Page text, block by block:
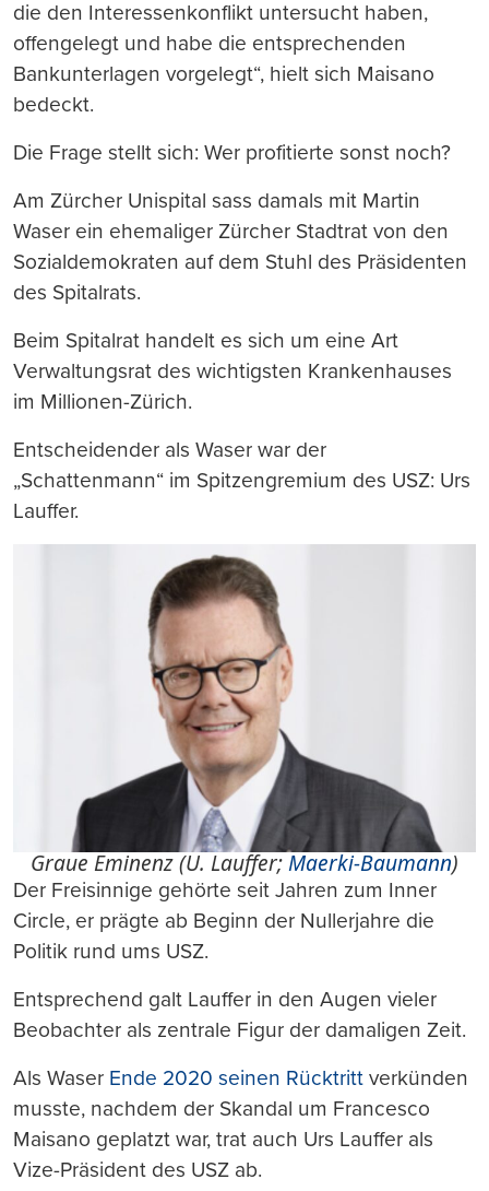
die den Interessenkonflikt untersucht haben,
offengelegt und habe die entsprechenden
Bankunterlagen vorgelegt“, hielt sich Maisano
bedeckt.
Die Frage stellt sich: Wer profitierte sonst noch?
Am Zürcher Unispital sass damals mit Martin
Waser ein ehemaliger Zürcher Stadtrat von den
Sozialdemokraten auf dem Stuhl des Präsidenten
des Spitalrats.
Beim Spitalrat handelt es sich um eine Art
Verwaltungsrat des wichtigsten Krankenhauses
im Millionen-Zürich.
Entscheidender als Waser war der
„Schattenmann“ im Spitzengremium des USZ: Urs
Lauffer.
Graue Eminenz (U. Lauffer;Maerki-Baumann)
Der Freisinnige gehörte seit Jahren zum Inner
Circle, er prägte ab Beginn der Nullerjahre die
Politik rund ums USZ.
Entsprechend galt Lauffer in den Augen vieler
Beobachter als zentrale Figur der damaligen Zeit.
Als Waser Ende 2020 seinen Rücktritt verkünden
musste, nachdem der Skandal um Francesco
Maisano geplatzt war, trat auch Urs Lauffer als
Vize-Präsident des USZ ab.